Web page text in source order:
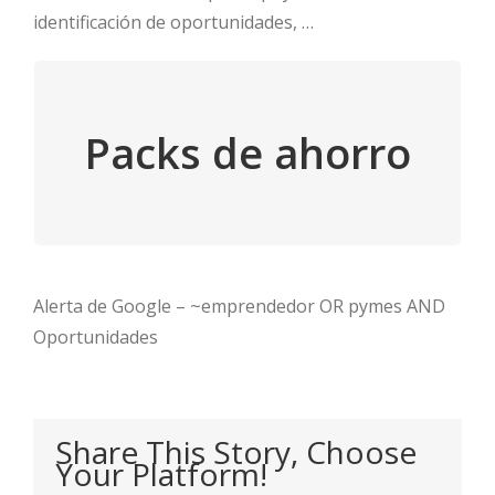
identificación de oportunidades, …
Packs de ahorro
MANOS
Alerta de Google – ~emprendedor OR pymes AND
Oportunidades
Share This Story, Choose
Your Platform!